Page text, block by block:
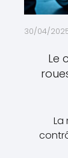
30/04/
Le
La